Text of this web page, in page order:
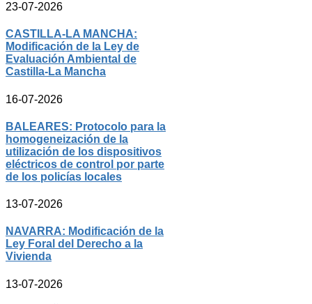
23-07-2026
CASTILLA-LA MANCHA:
Modificación de la Ley de
Evaluación Ambiental de
Castilla-La Mancha
16-07-2026
BALEARES: Protocolo para la
homogeneización de la
utilización de los dispositivos
eléctricos de control por parte
de los policías locales
13-07-2026
NAVARRA: Modificación de la
Ley Foral del Derecho a la
Vivienda
13-07-2026